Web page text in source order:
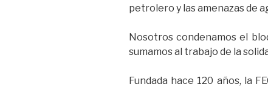
petrolero y las amenazas de
Nosotros condenamos el
sumamos al trabajo de la
Fundada hace 120 años, la